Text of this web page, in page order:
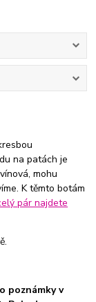
na patách je
mohu
K těmto botám
pár najdete
poznámky v